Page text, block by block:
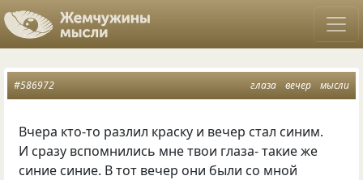
глаза вечер мысли
#586972
Вчера кто-то разлил краску и вечер стал синим.
И сразу вспомнились мне твои глаза- такие же
синие синие. В тот вечер они были со мной